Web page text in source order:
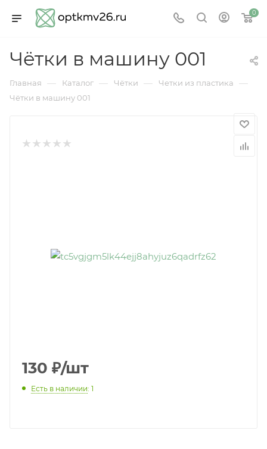
0
Чётки в машину 001
Главная — Каталог — Чётки — Четки из пластика —
Чётки в машину 001
130 ₽/шт
Есть в наличии: 1